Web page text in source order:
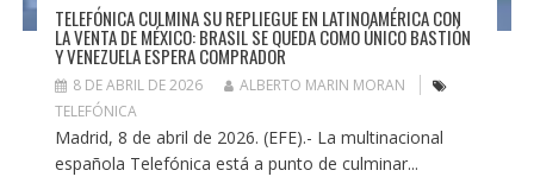
TELEFÓNICA CULMINA SU REPLIEGUE EN LATINOAMÉRICA CON
LA VENTA DE MÉXICO: BRASIL SE QUEDA COMO ÚNICO BASTIÓN
Y VENEZUELA ESPERA COMPRADOR
8 DE ABRIL DE 2026
ALBERTO MARIN MORAN
TELEFÓNICA
Madrid, 8 de abril de 2026. (EFE).- La multinacional
española Telefónica está a punto de culminar...